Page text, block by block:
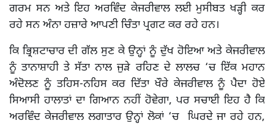
ਗਰਮ ਸਨ ਅਤੇ ਇਹ ਅਰਵਿੰਦ ਕੇਜਰੀਵਾਲ ਲਈ ਮੁਸੀਬਤ ਖੜ੍ਹੀ ਕਰ
ਰਹੇ ਸਨ ਅੰਨਾ ਹਜ਼ਾਰੇ ਆਪਣੀ ਚਿੰਤਾ ਪ੍ਰਗਟ ਕਰ ਰਹੇ ਹਨ।
ਕਿ ਭ੍ਰਿਸ਼ਟਾਚਾਰ ਦੀ ਗੱਲ ਸੁਣ ਕੇ ਉਨ੍ਹਾਂ ਨੂੰ ਦੁੱਖ ਹੋਇਆ ਅਤੇ ਕੇਜਰੀਵਾਲ
ਨੂੰ ਤਾਨਾਸ਼ਾਹੀ ਤੇ ਸੱਤਾ ਨਾਲ ਜੁੜੇ ਰਹਿਣ ਦੇ ਲਾਲਚ ‘ਚ ਇੱਕ ਮਹਾਨ
ਅੰਦੋਲਣ ਨੂੰ ਤਹਿਸ-ਨਹਿਸ ਕਰ ਦਿੱਤਾ ਖੌਰੇ ਕੇਜਰੀਵਾਲ ਨੂੰ ਪੈਦਾ ਹੋਏ
ਸਿਆਸੀ ਹਾਲਾਤਾਂ ਦਾ ਗਿਆਨ ਨਹੀਂ ਹੋਵੇਗਾ, ਪਰ ਸਚਾਈ ਇਹ ਹੈ ਕਿ
ਅਰਵਿੰਦ ਕੇਜਰੀਵਾਲ ਲਗਾਤਾਰ ਉਨ੍ਹਾਂ ਲੋਕਾਂ ‘ਚ ਘਿਰਦੇ ਜਾ ਰਹੇ ਹਨ,